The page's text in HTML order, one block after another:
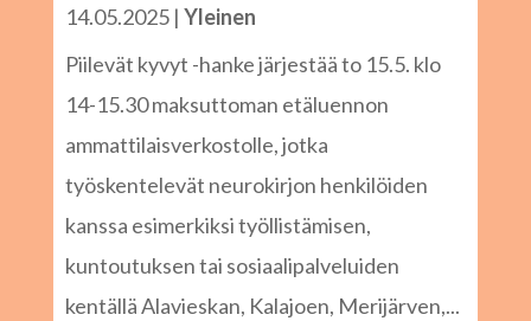
14.05.2025| Yleinen
Piilevät kyvyt -hanke järjestää to 15.5. klo
14-15.30 maksuttoman etäluennon
ammattilaisverkostolle, jotka
työskentelevät neurokirjon henkilöiden
kanssa esimerkiksi työllistämisen,
kuntoutuksen tai sosiaalipalveluiden
kentällä Alavieskan, Kalajoen, Merijärven,...